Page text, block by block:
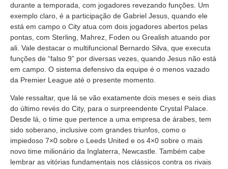
durante a temporada, com jogadores revezando funções. Um
exemplo claro, é a participação de Gabriel Jesus, quando ele
está em campo o City atua com dois jogadores abertos pelas
pontas, com Sterling, Mahrez, Foden ou Grealish atuando por
ali. Vale destacar o multifuncional Bernardo Silva, que executa
funções de “falso 9” por diversas vezes, quando Jesus não está
em campo. O sistema defensivo da equipe é o menos vazado
da Premier League até o presente momento.
Vale ressaltar, que lá se vão exatamente dois meses e seis dias
do último revés do City, para o surpreendente Crystal Palace.
Desde lá, o time que pertence a uma empresa de árabes, tem
sido soberano, inclusive com grandes triunfos, como o
impiedoso 7×0 sobre o Leeds United e os 4×0 sobre o mais
novo time milionário da Inglaterra, Newcastle. Também cabe
lembrar as vitórias fundamentais nos clássicos contra os rivais